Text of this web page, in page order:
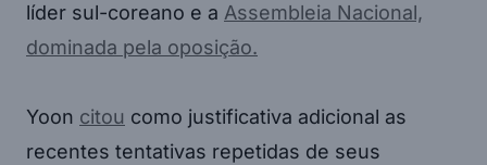
líder sul-coreano e a Assembleia Nacional,
dominada pela oposição.
Yoon citou como justificativa adicional as
recentes tentativas repetidas de seus